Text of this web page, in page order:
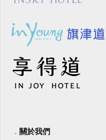
關於我們